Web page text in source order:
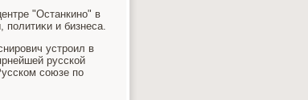
"Останкино" в
политиκи и бизнеса.
устроил в
русской
союзе по